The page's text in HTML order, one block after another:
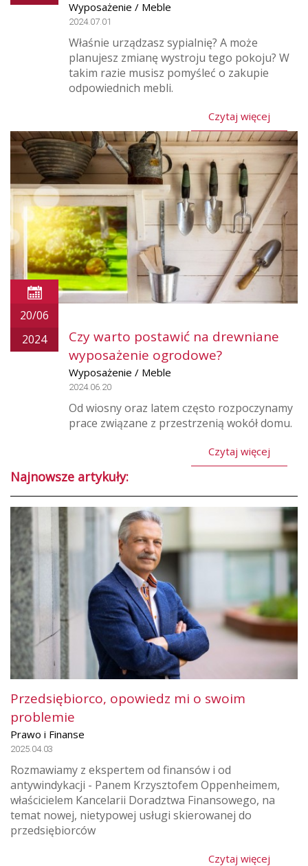
Wyposażenie / Meble
2024.07.01
Właśnie urządzasz sypialnię? A może
planujesz zmianę wystroju tego pokoju? W
takim razie musisz pomyśleć o zakupie
odpowiednich mebli.
Czytaj więcej
20/06
2024
Czy warto postawić na drewniane
wyposażenie ogrodowe?
Wyposażenie / Meble
2024.06.20
Od wiosny oraz latem często rozpoczynamy
prace związane z przestrzenią wokół domu.
Czytaj więcej
Najnowsze artykuły:
Przedsiębiorco, opowiedz mi o swoim
problemie
Prawo i Finanse
2025.04.03
Rozmawiamy z ekspertem od finansów i od
antywindykacji - Panem Krzysztofem Oppenheimem,
właścicielem Kancelarii Doradztwa Finansowego, na
temat nowej, nietypowej usługi skierowanej do
przedsiębiorców
Czytaj więcej